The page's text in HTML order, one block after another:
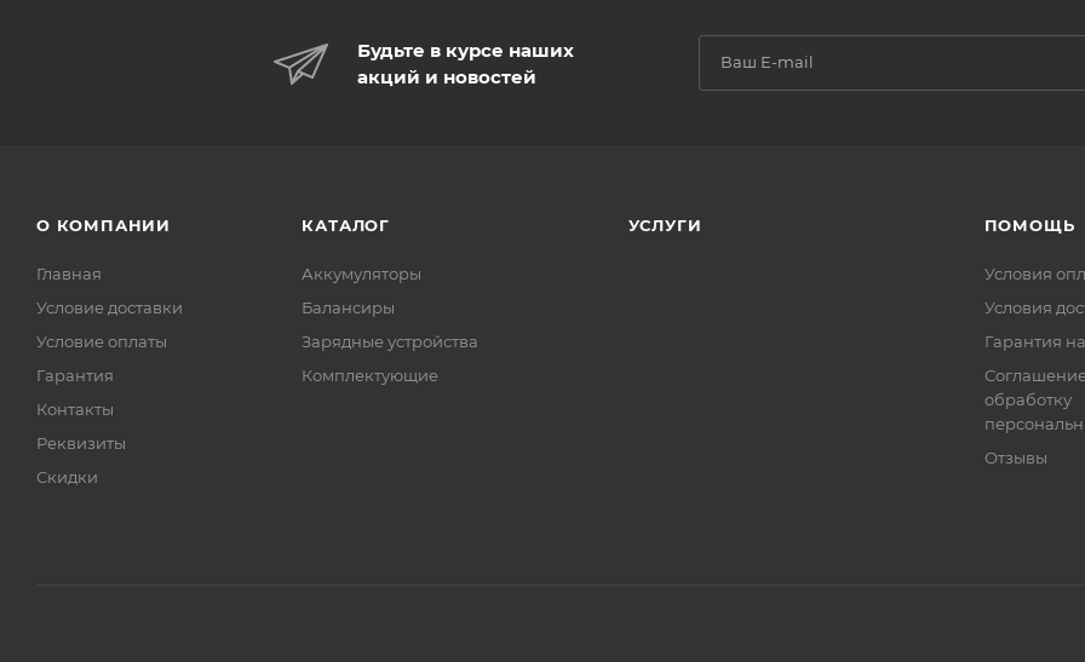
Будьте в курсе наших
акций и новостей
О КОМПАНИИ
Главная
Условие доставки
Условие оплаты
Гарантия
Контакты
Реквизиты
Скидки
КАТАЛОГ
Аккумуляторы
Балансиры
Зарядные устройства
Комплектующие
УСЛУГИ ПОМОЩЬ
Условия
Условия
Гарантия
обработку
Отзывы